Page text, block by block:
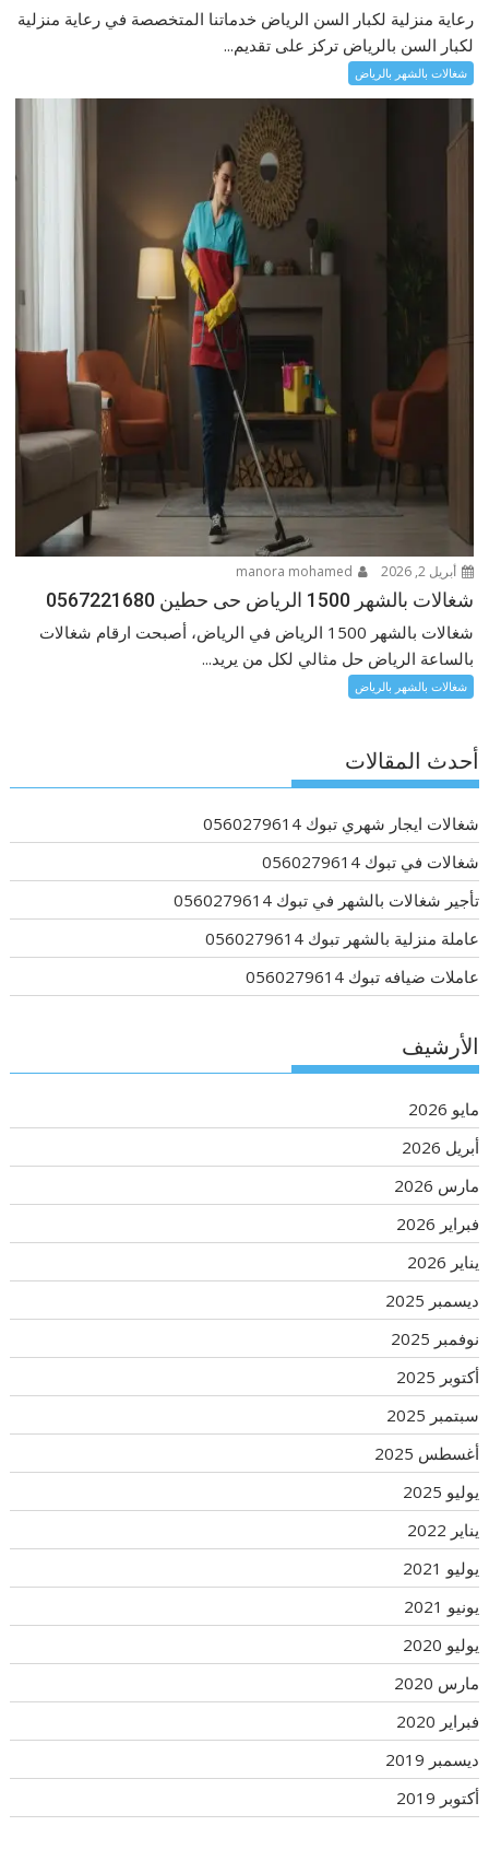
رعاية منزلية لكبار السن الرياض خدماتنا المتخصصة في رعاية منزلية
لكبار السن بالرياض تركز على تقديم...
شغالات بالشهر بالرياض
أبريل 2, 2026
شغالات بالشهر 1500 الرياض حى حطين 0567221680
شغالات بالشهر 1500 الرياض في الرياض، أصبحت ارقام شغالات
بالساعة الرياض حل مثالي لكل من يريد...
شغالات بالشهر بالرياض
أحدث المقالات
شغالات ايجار شهري تبوك 0560279614
شغالات في تبوك 0560279614
تأجير شغالات بالشهر في تبوك 0560279614
عاملة منزلية بالشهر تبوك 0560279614
عاملات ضيافه تبوك 0560279614
الأرشيف
مايو 2026
أبريل 2026
مارس 2026
فبراير 2026
يناير 2026
ديسمبر 2025
نوفمبر 2025
أكتوبر 2025
سبتمبر 2025
أغسطس 2025
يوليو 2025
يناير 2022
يوليو 2021
يونيو 2021
يوليو 2020
مارس 2020
فبراير 2020
ديسمبر 2019
أكتوبر 2019